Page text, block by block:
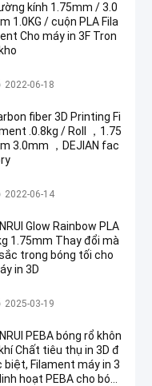
kính 1.75mm / 3.0
1.0KG / cuộn PLA Fila
Cho máy in 3F Tron
tóc máy in pla 3d
2022-06-18
fiber 3D Printing Fi
/ Roll ，1.75
3.0mm ，DEJIAN fac
tóc máy in pla 3d
2022-06-14
Glow Rainbow PLA
1.75mm Thay đổi mà
trong bóng tối cho
in 3D
tóc máy in pla 3d
2025-03-19
PEBA bóng rổ khôn
Chất tiêu thụ in 3D đ
biệt, Filament máy in 3
hoạt PEBA cho bón